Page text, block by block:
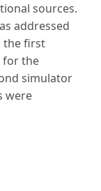
sources.
addressed
the first
for the
simulator
were